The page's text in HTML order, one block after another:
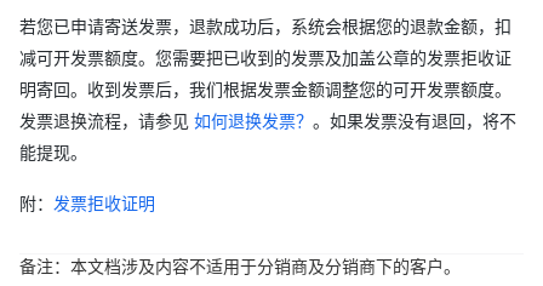
若您已申请寄送发票，退款成功后，系统会根据您的退款金额，扣
减可开发票额度。您需要把已收到的发票及加盖公章的发票拒收证
明寄回。收到发票后，我们根据发票金额调整您的可开发票额度。
发票退换流程，请参见 如何退换发票？ 。如果发票没有退回，将不
能提现。
附： 发票拒收证明
备注：本文档涉及内容不适用于分销商及分销商下的客户。